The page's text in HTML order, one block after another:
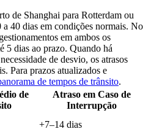
de Shanghai para Rotterdam ou
40 dias em condições normais. No
em ambos os
5 dias ao prazo. Quando há
de desvio, os atrasos
Para prazos atualizados e
de tempos de trânsito.
de
Atraso em Caso de
Interrupção
+7–14 dias